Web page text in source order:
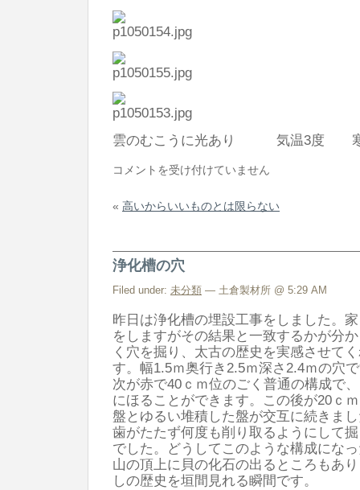
は
雲のむこうに光あり 気温3度 寒
ロ
ハ
ス
仮
組
了
は
コメントを受け付けていません
« 高いからいいものとは限らない
浄化槽の穴
Filed under: 未分類 — 土倉製材所 @ 5:29 AM
昨日は浄化槽の埋設工事をしました。
をしますがその結果と一致するかが分
く穴を掘り、太古の歴史を実感させて
す。幅1.5ｍ奥行き2.5ｍ深さ2.4ｍの穴
次が赤で40ｃｍ位のごく普通の構成で
にほることができます。この後が20ｃ
盤とゆるい堆積した盤が交互に続きま
歯がたたず何度も削り取るようにして
でした。どうしてこのような構成にな
山の頂上に貝の化石の出るところもあ
しの歴史を垣間見れる瞬間です。